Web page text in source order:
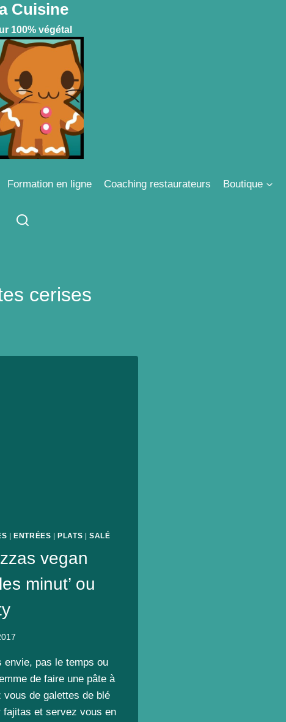
Cuisine
100% végétal
Formation en ligne Coaching restaurateurs Boutique
cerises
|ENTRÉES |PLATS | SALÉ
vegan
minut’ ou
envie, pas le temps ou
de faire une pâte à
de galettes de blé
fajitas et servez vous en